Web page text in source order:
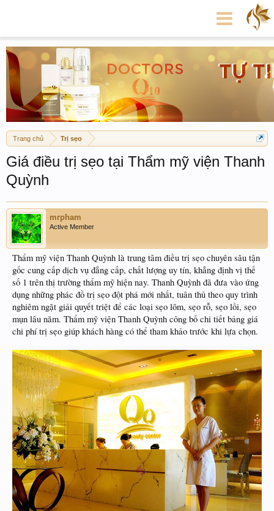
Trang chủ Trị sẹo
Giá điều trị sẹo tại Thẩm mỹ viện Thanh
Quỳnh
mrpham
Active Member
Thẩm mỹ viện Thanh Quỳnh là trung tâm điều trị sẹo chuyên sâu tận
gốc cung cấp dịch vụ đẳng cấp, chất lượng uy tín, khẳng định vị thế
số 1 trên thị trường thẩm mỹ hiện nay. Thanh Quỳnh đã đưa vào ứng
dụng những phác đồ trị sẹo đột phá mới nhất, tuân thủ theo quy trình
nghiêm ngặt giải quyết triệt để các loại sẹo lõm, sẹo rỗ, sẹo lồi, sẹo
mụn lâu năm. Thẩm mỹ viện Thanh Quỳnh công bố chi tiết bảng giá
chi phí trị sẹo giúp khách hàng có thể tham khảo trước khi lựa chọn.